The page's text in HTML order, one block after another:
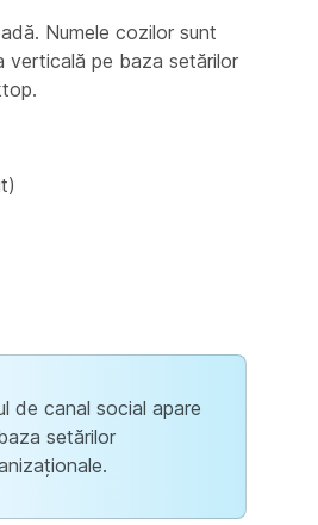
Numele cozilor sunt
verticală pe baza setărilor
de canal social apare
setărilor